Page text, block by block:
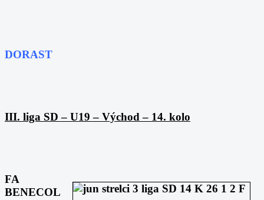
DORAST
III. liga SD – U19 – Východ – 14. kolo
FA
BENECOL